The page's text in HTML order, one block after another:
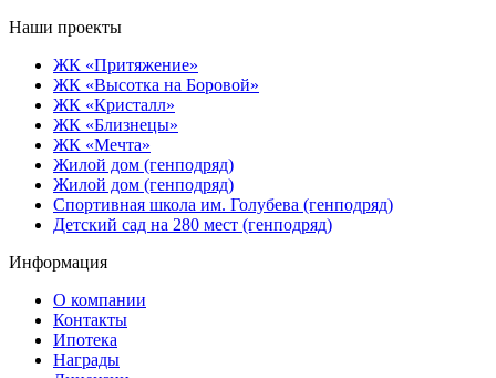
Наши проекты
ЖК «Притяжение»
ЖК «Высотка на Боровой»
ЖК «Кристалл»
ЖК «Близнецы»
ЖК «Мечта»
Жилой дом (генподряд)
Жилой дом (генподряд)
Спортивная школа им. Голубева (генподряд)
Детский сад на 280 мест (генподряд)
Информация
О компании
Контакты
Ипотека
Награды